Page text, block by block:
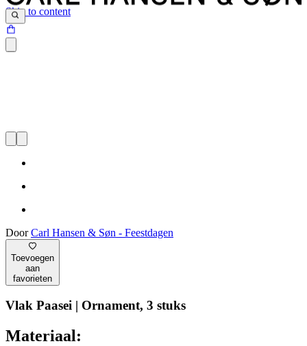
Skip to content
DoorCarl Hansen & Søn - Feestdagen
Toevoegen
aan
favorieten
Vlak Paasei | Ornament, 3 stuks
Materiaal: